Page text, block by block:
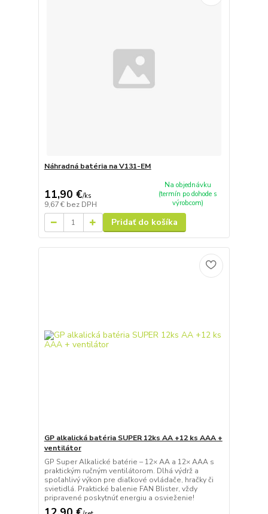
Náhradná batéria na V131-EM
11,90 €/ks
9,67 € bez DPH
Na objednávku
(termín po dohode s
výrobcom)
Pridať do košíka
GP alkalická batéria SUPER 12ks AA +12 ks AAA +
ventilátor
GP Super Alkalické batérie – 12× AA a 12× AAA s
praktickým ručným ventilátorom. Dlhá výdrž a
spoľahlivý výkon pre diaľkové ovládače, hračky či
svietidlá. Praktické balenie FAN Blister, vždy
pripravené poskytnúť energiu a osvieženie!